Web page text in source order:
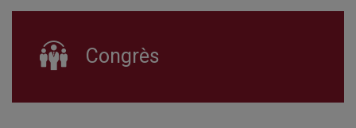
Congrès